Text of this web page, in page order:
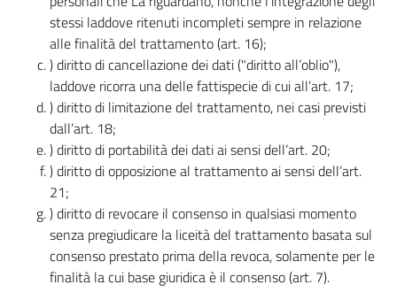
stessi laddove ritenuti incompleti sempre in relazione
alle finalità del trattamento (art. 16);
) diritto di cancellazione dei dati ("diritto all’oblio"),
laddove ricorra una delle fattispecie di cui all’art. 17;
) diritto di limitazione del trattamento, nei casi previsti
dall’art. 18;
) diritto di portabilità dei dati ai sensi dell’art. 20;
) diritto di opposizione al trattamento ai sensi dell’art.
21;
) diritto di revocare il consenso in qualsiasi momento
senza pregiudicare la liceità del trattamento basata sul
consenso prestato prima della revoca, solamente per le
finalità la cui base giuridica è il consenso (art. 7).